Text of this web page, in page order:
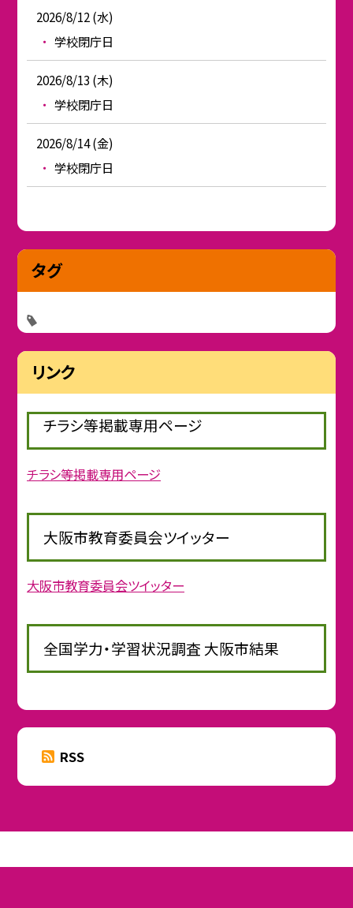
2026/8/12 (水)
学校閉庁日
2026/8/13 (木)
学校閉庁日
2026/8/14 (金)
学校閉庁日
タグ
リンク
チラシ等掲載専用ページ
チラシ等掲載専用ページ
大阪市教育委員会ツイッター
大阪市教育委員会ツイッター
全国学力・学習状況調査 大阪市結果
RSS